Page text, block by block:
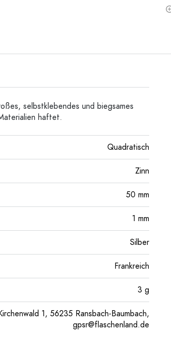
Weithalsflaschen
Aluminiumflaschen
selbstklebendes und biegsames
haftet.
Quadratisch
Zinn
50 mm
1 mm
Silber
Frankreich
3 g
1, 56235 Ransbach-Baumbach,
gpsr@flaschenland.de